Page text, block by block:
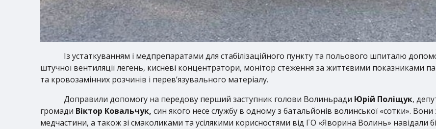
Із устаткуванням і медпрепаратами для стабілізаційного пункту та польового шпиталю
штучної вентиляції легень, кисневі концентратори, монітор стеження за життєвими показниками
та кровозамінних розчинів і перев’язувального матеріалу.
Доправили допомогу на передову перший заступник голови Волиньради Юрій Поліщук,
громади Віктор Ковальчук, син якого несе службу в одному з батальйонів волинської «сотки».
медчастини, а також зі смаколиками та усілякими корисностями від ГО «Яворина Волинь» навідали